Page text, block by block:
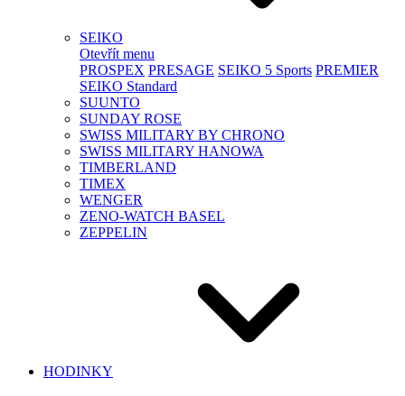
SEIKO
Otevřít menu
PROSPEX PRESAGE SEIKO 5 Sports PREMIER
SEIKO Standard
SUUNTO
SUNDAY ROSE
SWISS MILITARY BY CHRONO
SWISS MILITARY HANOWA
TIMBERLAND
TIMEX
WENGER
ZENO-WATCH BASEL
ZEPPELIN
HODINKY